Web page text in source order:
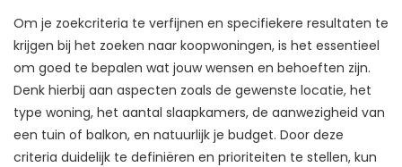
Om je zoekcriteria te verfijnen en specifiekere resultaten te
krijgen bij het zoeken naar koopwoningen, is het essentieel
om goed te bepalen wat jouw wensen en behoeften zijn.
Denk hierbij aan aspecten zoals de gewenste locatie, het
type woning, het aantal slaapkamers, de aanwezigheid van
een tuin of balkon, en natuurlijk je budget. Door deze
criteria duidelijk te definiëren en prioriteiten te stellen, kun